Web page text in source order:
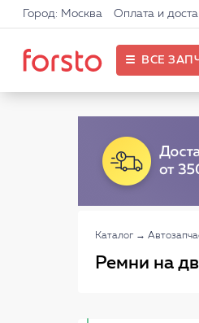
Город: Москва Оплата и
ВСЕ
Каталог →
Ремни на